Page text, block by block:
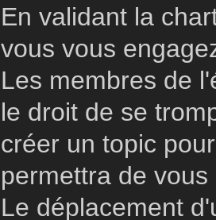
En validant la
vous vous
Les membres de
le droit de se
créer un topic
permettra de
Le déplacement